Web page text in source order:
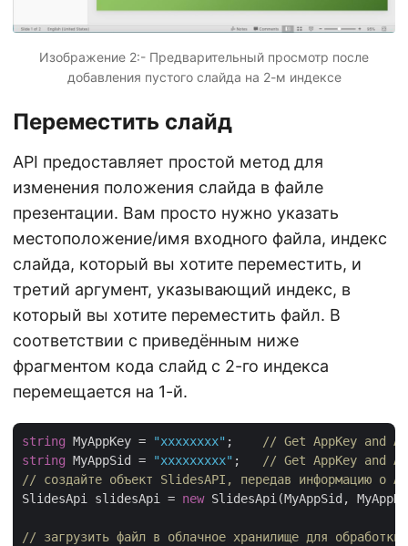
Изображение 2:- Предварительный просмотр после
добавления пустого слайда на 2-м индексе
Переместить слайд
API предоставляет простой метод для
изменения положения слайда в файле
презентации. Вам просто нужно указать
местоположение/имя входного файла, индекс
слайда, который вы хотите переместить, и
третий аргумент, указывающий индекс, в
который вы хотите переместить файл. В
соответствии с приведённым ниже
фрагментом кода слайд с 2-го индекса
перемещается на 1-й.
string MyAppKey = "xxxxxxxx" ; // Get AppKey and
string MyAppSid = "xxxxxxxxx" ; // Get AppKey and
// создайте объект SlidesAPI, передав информацию о
SlidesApi slidesApi = new SlidesApi(MyAppSid,
// загрузить файл в облачное хранилище для обработки